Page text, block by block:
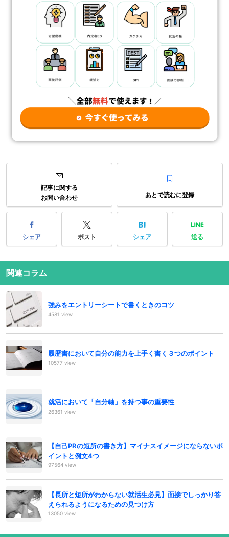
記事に関する
お問い合わせ
あとで読むに登録
シェア ポスト シェア 送る
関連コラム
強みをエントリーシートで書くときのコツ
4581 view
履歴書において自分の能力を上手く書く３つのポイント
10577 view
就活において「自分軸」を持つ事の重要性
26361 view
【自己PRの短所の書き方】マイナスイメージにならないポ
イントと例文4つ
97564 view
【長所と短所がわからない就活生必見】面接でしっかり答
えられるようになるための見つけ方
13050 view